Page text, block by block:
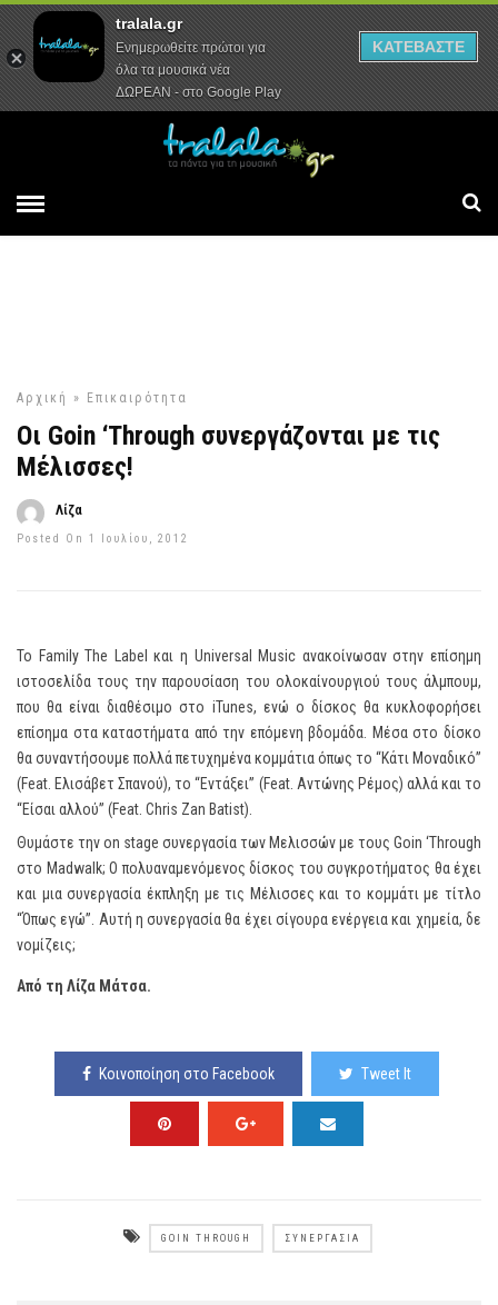
Αρχική Συνεντεύξεις Ρεπορτάζ
Αρχική » Επικαιρότητα
Οι Goin ‘Through συνεργάζονται με τις
Μέλισσες!
Λίζα
Posted On 1 Ιουλίου, 2012
Το Family The Label και η Universal Music ανακοίνωσαν στην επίσημη
ιστοσελίδα τους την παρουσίαση του ολοκαίνουργιού τους άλμπουμ,
που θα είναι διαθέσιμο στο iTunes, ενώ ο δίσκος θα κυκλοφορήσει
επίσημα στα καταστήματα από την επόμενη βδομάδα. Μέσα στο δίσκο
θα συναντήσουμε πολλά πετυχημένα κομμάτια όπως το “Κάτι Μοναδικό”
(Feat. Ελισάβετ Σπανού), το “Εντάξει” (Feat. Αντώνης Ρέμος) αλλά και το
“Είσαι αλλού” (Feat. Chris Zan Batist).
Θυμάστε την on stage συνεργασία των Μελισσών με τους Goin ‘Through
στο Madwalk; Ο πολυαναμενόμενος δίσκος του συγκροτήματος θα έχει
και μια συνεργασία έκπληξη με τις Μέλισσες και το κομμάτι με τίτλο
“Όπως εγώ”. Αυτή η συνεργασία θα έχει σίγουρα ενέργεια και χημεία, δε
νομίζεις;
Από τη Λίζα Μάτσα.
Κοινοποίηση στο Facebook Tweet It
GOIN THROUGH ΣΥΝΕΡΓΑΣΊΑ
tralala.gr
Ενημερωθείτε πρώτοι για
όλα τα μουσικά νέα
ΔΩΡΕΑΝ - στο Google Play
ΚΑΤΕΒΑΣΤΕ